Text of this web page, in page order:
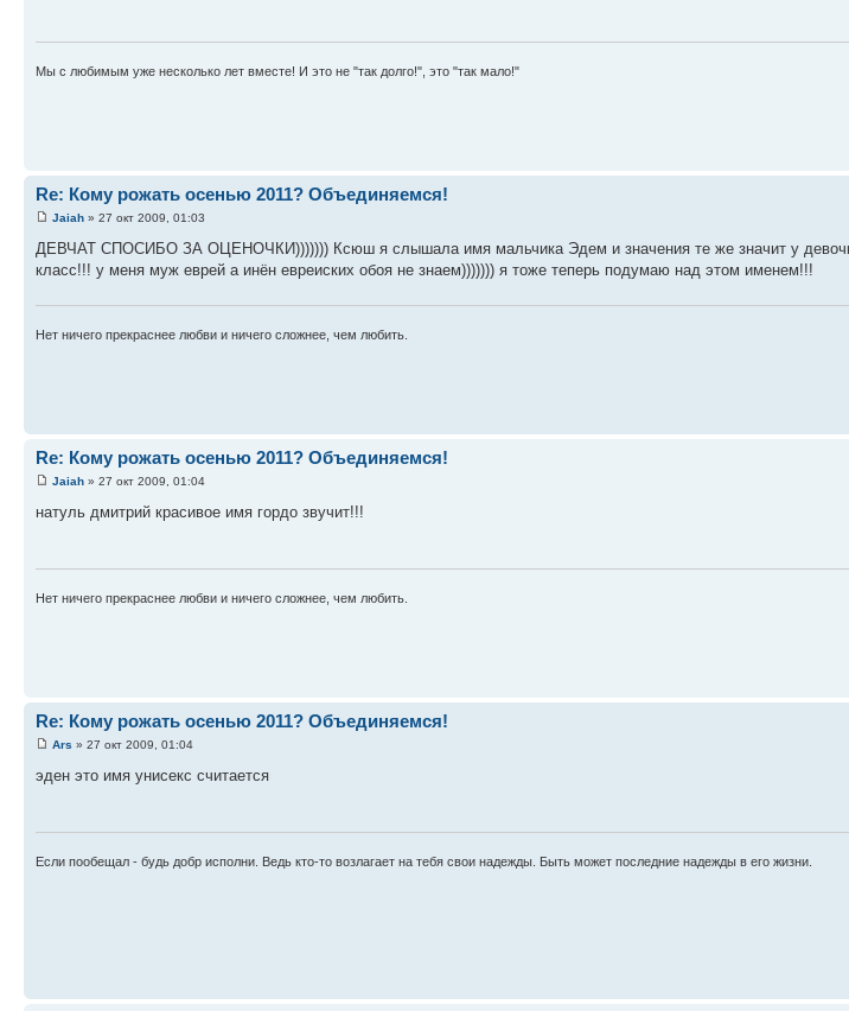
Мы с любимым уже несколько лет вместе! И это не "так долго!", это "так мало!"
Re: Кому рожать осенью 2011? Объединяемся!
Jaiah » 27 окт 2009, 01:03
ДЕВЧАТ СПОСИБО ЗА ОЦЕНОЧКИ))))))) Ксюш я слышала имя мальчика Эдем и значения те же значит у
класс!!! у меня муж еврей а инён евреиских обоя не знаем))))))) я тоже теперь подумаю над этом именем!!!
Нет ничего прекраснее любви и ничего сложнее, чем любить.
Re: Кому рожать осенью 2011? Объединяемся!
Jaiah » 27 окт 2009, 01:04
натуль дмитрий красивое имя гордо звучит!!!
Нет ничего прекраснее любви и ничего сложнее, чем любить.
Re: Кому рожать осенью 2011? Объединяемся!
Ars » 27 окт 2009, 01:04
эден это имя унисекс считается
Если пообещал - будь добр исполни. Ведь кто-то возлагает на тебя свои надежды. Быть может последние надежды в его жизни.